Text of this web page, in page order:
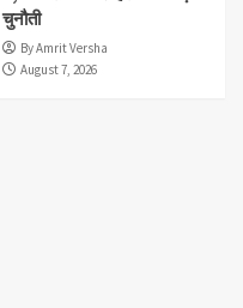
चुनौती
By Amrit Versha
August 7, 2026